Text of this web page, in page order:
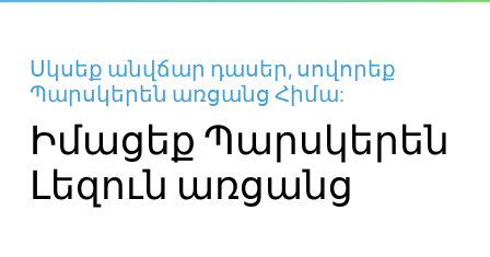
Սկսեք անվճար դասեր, սովորեք
Պարսկերեն առցանց Հիմա:
Իմացեք Պարսկերեն
Լեզուն առցանց